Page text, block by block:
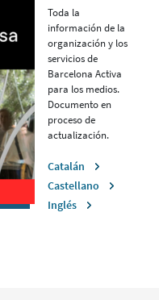
Toda la
información de la
organización y los
servicios de
Barcelona Activa
para los medios.
Documento en
proceso de
actualización.
Catalán
Castellano
Inglés